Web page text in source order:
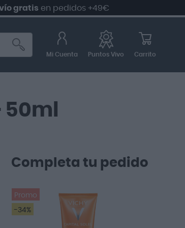
en pedidos +49€
Mi Cuenta Puntos Vivo Carrito
Completa tu pedido
Promo
-34%